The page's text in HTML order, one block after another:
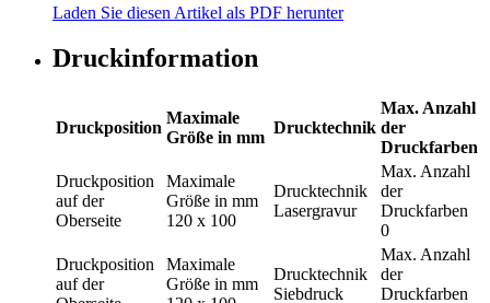
Laden Sie diesen Artikel als PDF herunter
Druckinformation
Druckposition
Maximale
Größe in mm
Drucktechnik
Max. Anzahl
der
Druckfarben
Druckposition
auf der
Oberseite
Maximale
Größe in mm
120 x 100
Drucktechnik
Lasergravur
Max. Anzahl
der
Druckfarben
0
Druckposition
auf der
Maximale
Größe in mm
Drucktechnik
Siebdruck
Max. Anzahl
der
Druckfarben